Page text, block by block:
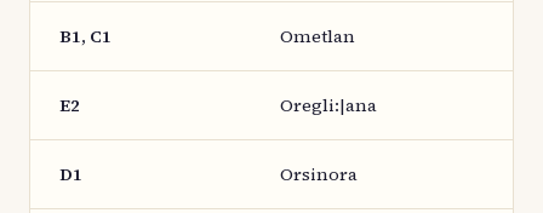
B1, C1 Ometlan
E2 Oregli:|ana
D1 Orsinora